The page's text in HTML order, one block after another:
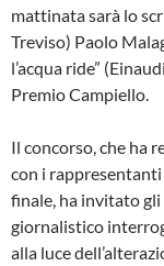
mattinata sarà lo
Treviso) Paolo
l’acqua ride”
Premio Campiello.
Il concorso, che ha
con i
finale, ha invitato
giornalistico
alla luce